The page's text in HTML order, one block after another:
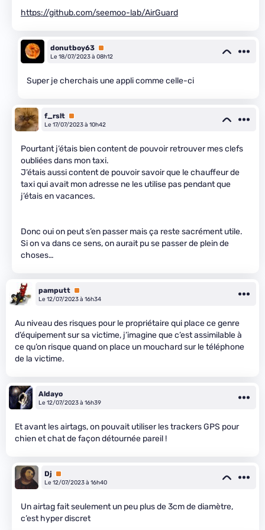
https://github.com/seemoo-lab/AirGuard
donutboy63 Premium
Le 18/07/2023 à 08h12
Super je cherchais une appli comme celle-ci
f_rslt Premium
Le 17/07/2023 à 10h42
Pourtant j’étais bien content de pouvoir retrouver mes clefs
oubliées dans mon taxi.
J’étais aussi content de pouvoir savoir que le chauffeur de
taxi qui avait mon adresse ne les utilise pas pendant que
j’étais en vacances.
Donc oui on peut s’en passer mais ça reste sacrément utile.
Si on va dans ce sens, on aurait pu se passer de plein de
choses…
pamputt Premium
Le 12/07/2023 à 16h34
Au niveau des risques pour le propriétaire qui place ce genre
d’équipement sur sa victime, j’imagine que c’est assimilable à
ce qu’on risque quand on place un mouchard sur le téléphone
de la victime.
Aldayo
Le 12/07/2023 à 16h39
Et avant les airtags, on pouvait utiliser les trackers GPS pour
chien et chat de façon détournée pareil !
Dj
Premium
Le 12/07/2023 à 16h40
Un airtag fait seulement un peu plus de 3cm de diamètre,
c’est hyper discret